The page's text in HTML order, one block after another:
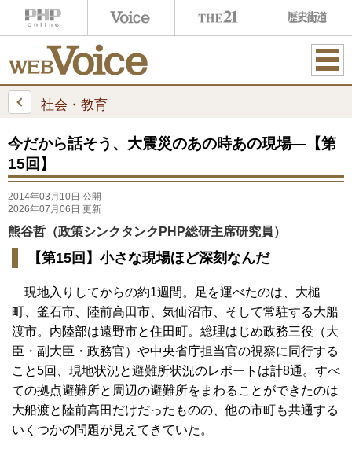
ME
社会・教育
今だから話そう、大震災のあの時あの現場―【第
15回】
2014年03月10日 公開
2026年07月06日 更新
熊谷哲（政策シンクタンクPHP総研主席研究員）
【第15回】小さな現場ほど深刻なんだ
現地入りしてからの約1週間。足を運べたのは、大槌
町、釜石市、陸前高田市、気仙沼市、そして常駐する大船
渡市。内陸部は遠野市と住田町。総理はじめ政務三役（大
臣・副大臣・政務官）や中央省庁担当官の視察に同行する
こと5回、現地状況と避難所状況のレポートは計8通。すべ
ての拠点避難所と周辺の避難所をまわることができたのは
大船渡と陸前高田だけだったものの、他の市町も共通する
いくつかの問題が見えてきていた。